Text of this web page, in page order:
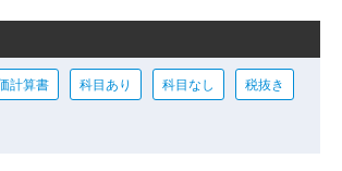
計算書 科目あり 科目なし 税抜き